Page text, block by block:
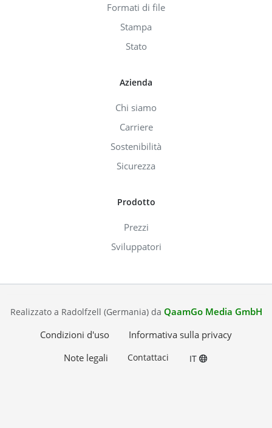
Formati di file
Stampa
Stato
Azienda
Chi siamo
Carriere
Sostenibilità
Sicurezza
Prodotto
Prezzi
Sviluppatori
Realizzato a Radolfzell (Germania) da QaamGo Media GmbH
Condizioni d'uso
Informativa sulla privacy
Note legali
Contattaci IT